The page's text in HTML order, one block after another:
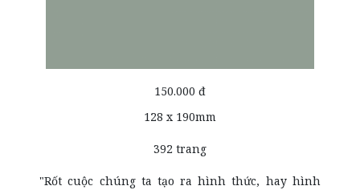
150.000 đ
128 x 190mm
392 trang
"Rốt cuộc chúng ta tạo ra hình thức, hay hình